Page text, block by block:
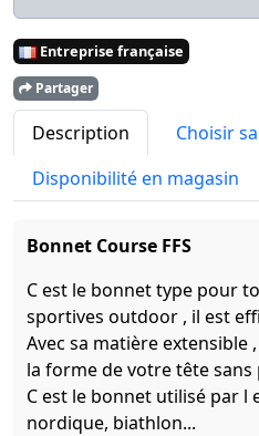
Entreprise française
Partager
Description
Choisir
Disponibilité en magasin
Bonnet Course FFS
C est le bonnet type pour
sportives outdoor , il est
Avec sa matière
la forme de votre tête
C est le bonnet utilisé par l
nordique, biathlon...